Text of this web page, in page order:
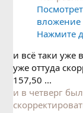
вложение
Нажмите
и всё таки уже
уже оттуда
157,50 ...
и в четверг